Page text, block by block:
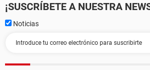
¡SUSCRÍBETE A NUESTRA
Noticias